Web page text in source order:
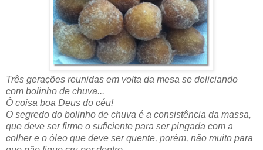
Três gerações reunidas em volta da mesa se deliciando
com bolinho de chuva...
Ô coisa boa Deus do céu!
O segredo do bolinho de chuva é a consistência da massa,
que deve ser firme o suficiente para ser pingada com a
colher e o óleo que deve ser quente, porém, não muito para